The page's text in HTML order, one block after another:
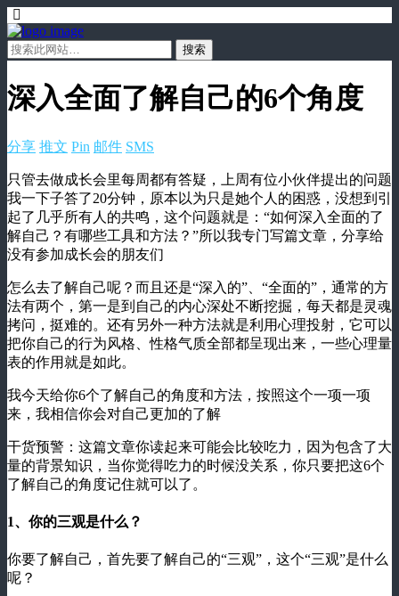
深入全面了解自己的6个角度
分享 推文 Pin 邮件 SMS
只管去做成长会里每周都有答疑，上周有位小伙伴提出的问题
我一下子答了20分钟，原本以为只是她个人的困惑，没想到引
起了几乎所有人的共鸣，这个问题就是：“如何深入全面的了
解自己？有哪些工具和方法？”所以我专门写篇文章，分享给
没有参加成长会的朋友们
怎么去了解自己呢？而且还是“深入的”、“全面的”，通常的方
法有两个，第一是到自己的内心深处不断挖掘，每天都是灵魂
拷问，挺难的。还有另外一种方法就是利用心理投射，它可以
把你自己的行为风格、性格气质全部都呈现出来，一些心理量
表的作用就是如此。
我今天给你6个了解自己的角度和方法，按照这个一项一项
来，我相信你会对自己更加的了解
干货预警：这篇文章你读起来可能会比较吃力，因为包含了大
量的背景知识，当你觉得吃力的时候没关系，你只要把这6个
了解自己的角度记住就可以了。
1、你的三观是什么？
你要了解自己，首先要了解自己的“三观”，这个“三观”是什么
呢？